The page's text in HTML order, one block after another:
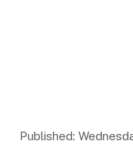
Published: